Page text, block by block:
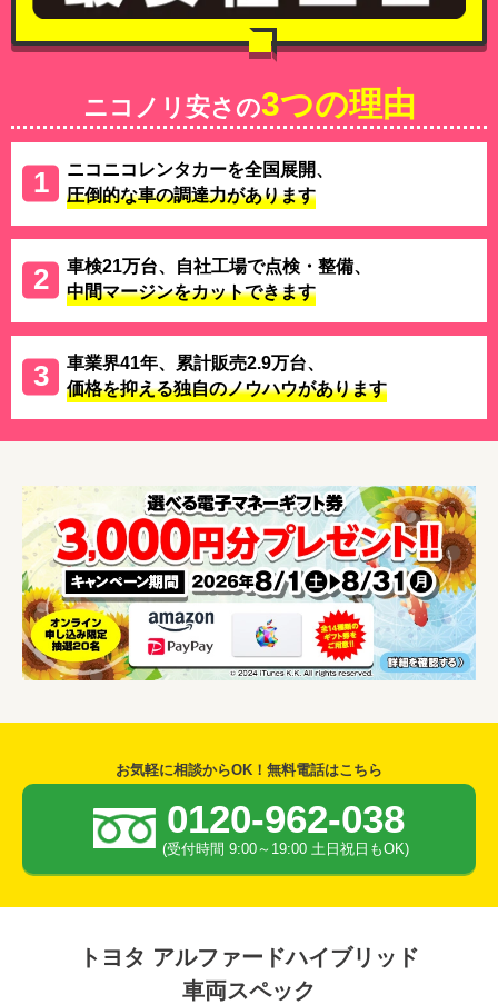
ニコノリ安さの3つの理由
ニコニコレンタカーを全国展開、
圧倒的な車の調達力があります
車検21万台、自社工場で点検・整備、
中間マージンをカットできます
車業界41年、累計販売2.9万台、
価格を抑える独自のノウハウがあります
お気軽に相談からOK！無料電話はこちら
0120-962-038
(受付時間 9:00～19:00 土日祝日もOK)
トヨタ アルファードハイブリッド
車両スペック